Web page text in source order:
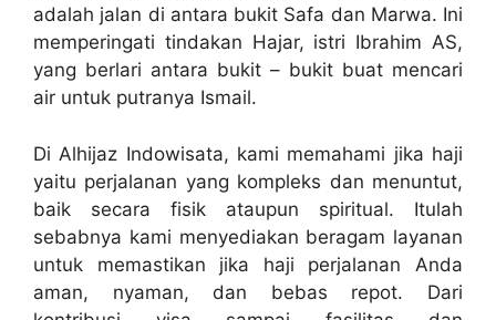
adalah jalan di antara bukit Safa dan Marwa. Ini
memperingati tindakan Hajar, istri Ibrahim AS,
yang berlari antara bukit – bukit buat mencari
air untuk putranya Ismail.
Di Alhijaz Indowisata, kami memahami jika haji
yaitu perjalanan yang kompleks dan menuntut,
baik secara fisik ataupun spiritual. Itulah
sebabnya kami menyediakan beragam layanan
untuk memastikan jika haji perjalanan Anda
aman, nyaman, dan bebas repot. Dari